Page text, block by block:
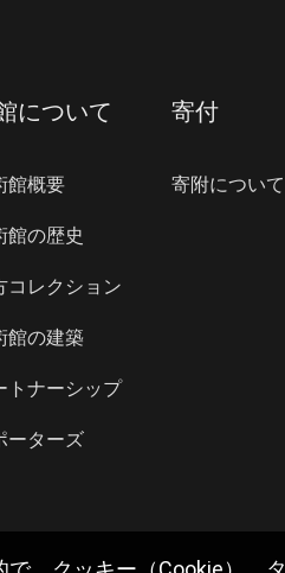
について
館概要
館の歴史
コレクション
館の建築
トナーシップ
ーターズ
寄付
寄附について